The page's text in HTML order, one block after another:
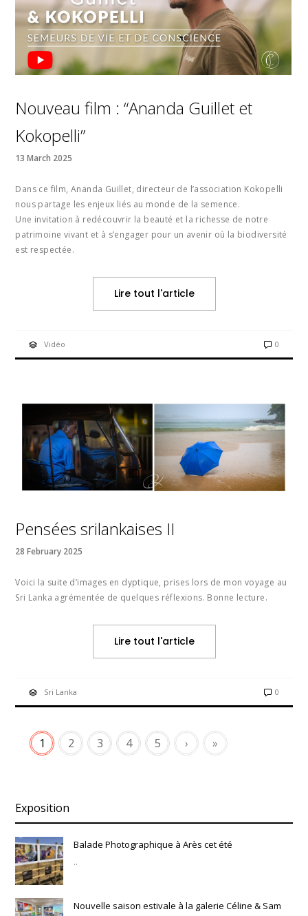
Nouveau film : “Ananda Guillet et
Kokopelli”
13 March 2025
Dans ce film, Ananda Guillet, directeur de l’association Kokopelli
nous partage les enjeux liés au monde de la semence.
Une invitation à redécouvrir la beauté et la richesse de notre
patrimoine vivant et à s’engager pour un avenir où la biodiversité
est respectée.
Lire tout l'article
Vidéo 0
Pensées srilankaises II
28 February 2025
Voici la suite d’images en dyptique, prises lors de mon voyage au
Sri Lanka agrémentée de quelques réflexions. Bonne lecture.
Lire tout l'article
Sri Lanka 0
1 2 3 4 5 › »
Exposition
Balade Photographique à Arès cet été
..
Nouvelle saison estivale à la galerie Céline & Sam